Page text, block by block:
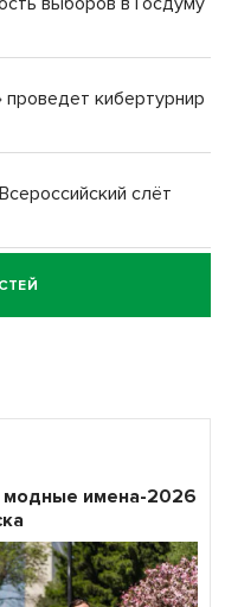
вошли в топ-16
проведет кибертурнир
слёт
Новосибирской
имена-2026